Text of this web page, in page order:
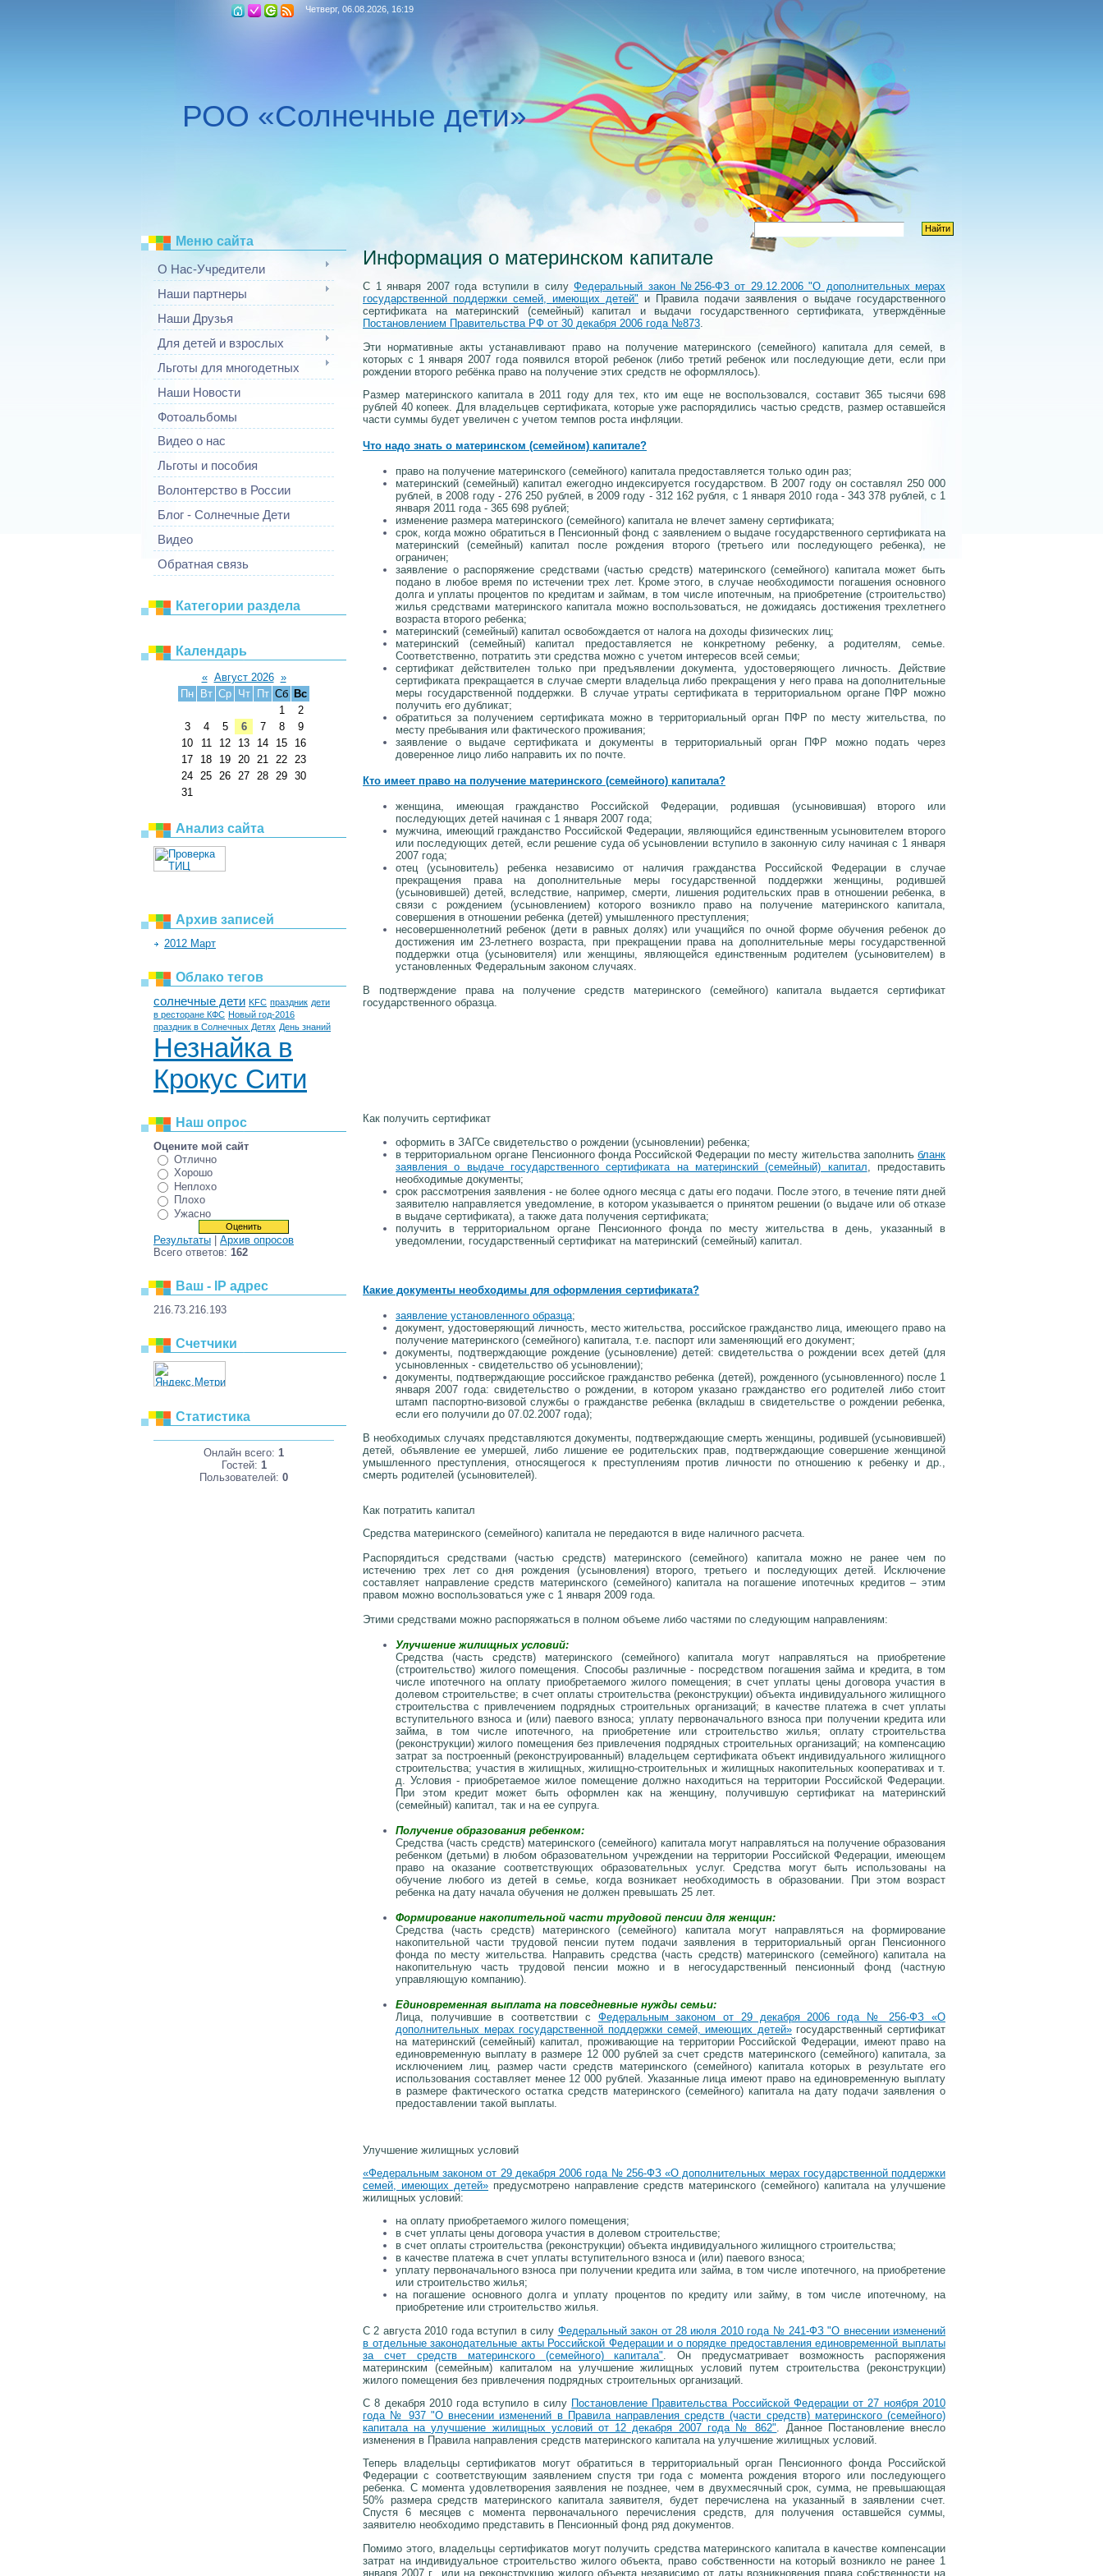
Четверг, 06.08.2026, 16:19
РОО «Солнечные дети»
Меню сайта
О Нас-Учредители
Наши партнеры
Наши Друзья
Для детей и взрослых
Льготы для многодетных
Наши Новости
Фотоальбомы
Видео о нас
Льготы и пособия
Волонтерство в России
Блог - Солнечные Дети
Видео
Обратная связь
Категории раздела
Календарь
« Август 2026 »
Пн
Вт Ср Чт Пт Сб Вс
1
2
3
4 5 6 7 8
9
10
11 12 13 14 15
16
17
18 19 20 21 22
23
24
25 26 27 28 29 30
31
Анализ сайта
Архив записей
2012 Март
Облако тегов
солнечные дети KFC праздник дети
в ресторане КФС Новый год-2016
праздник в Солнечных Детях День знаний
Незнайка в
Крокус Сити
Наш опрос
Оцените мой сайт
Отлично
Хорошо
Неплохо
Плохо
Ужасно
Результаты
Архив опросов
Всего ответов: 162
Ваш - IP адрес
216.73.216.193
Счетчики
Статистика
Онлайн всего: 1
Гостей: 1
Пользователей: 0
Информация о материнском капитале
С 1 января 2007 года вступили в силу Федеральный закон №256-ФЗ от 29.12.2006 "О дополнительных мерах
государственной поддержки семей, имеющих детей" и Правила подачи заявления о выдаче государственного
сертификата на материнский (семейный) капитал и выдачи государственного сертификата, утверждённые
Постановлением Правительства РФ от 30 декабря 2006 года №873.
Эти нормативные акты устанавливают право на получение материнского (семейного) капитала для семей, в
которых с 1 января 2007 года появился второй ребенок (либо третий ребенок или последующие дети, если при
рождении второго ребёнка право на получение этих средств не оформлялось).
Размер материнского капитала в 2011 году для тех, кто им еще не воспользовался, составит 365 тысячи 698
рублей 40 копеек. Для владельцев сертификата, которые уже распорядились частью средств, размер оставшейся
части суммы будет увеличен с учетом темпов роста инфляции.
Что надо знать о материнском (семейном) капитале?
право на получение материнского (семейного) капитала предоставляется только один раз;
материнский (семейный) капитал ежегодно индексируется государством. В 2007 году он составлял 250 000
рублей, в 2008 году - 276 250 рублей, в 2009 году - 312 162 рубля, с 1 января 2010 года - 343 378 рублей, с 1
января 2011 года - 365 698 рублей;
изменение размера материнского (семейного) капитала не влечет замену сертификата;
срок, когда можно обратиться в Пенсионный фонд с заявлением о выдаче государственного сертификата на
материнский (семейный) капитал после рождения второго (третьего или последующего ребенка), не
ограничен;
заявление о распоряжение средствами (частью средств) материнского (семейного) капитала может быть
подано в любое время по истечении трех лет. Кроме этого, в случае необходимости погашения основного
долга и уплаты процентов по кредитам и займам, в том числе ипотечным, на приобретение (строительство)
жилья средствами материнского капитала можно воспользоваться, не дожидаясь достижения трехлетнего
возраста второго ребенка;
материнский (семейный) капитал освобождается от налога на доходы физических лиц;
материнский (семейный) капитал предоставляется не конкретному ребенку, а родителям, семье.
Соответственно, потратить эти средства можно с учетом интересов всей семьи;
сертификат действителен только при предъявлении документа, удостоверяющего личность. Действие
сертификата прекращается в случае смерти владельца либо прекращения у него права на дополнительные
меры государственной поддержки. В случае утраты сертификата в территориальном органе ПФР можно
получить его дубликат;
обратиться за получением сертификата можно в территориальный орган ПФР по месту жительства, по
месту пребывания или фактического проживания;
заявление о выдаче сертификата и документы в территориальный орган ПФР можно подать через
доверенное лицо либо направить их по почте.
Кто имеет право на получение материнского (семейного) капитала?
женщина, имеющая гражданство Российской Федерации, родившая (усыновившая) второго или
последующих детей начиная с 1 января 2007 года;
мужчина, имеющий гражданство Российской Федерации, являющийся единственным усыновителем второго
или последующих детей, если решение суда об усыновлении вступило в законную силу начиная с 1 января
2007 года;
отец (усыновитель) ребенка независимо от наличия гражданства Российской Федерации в случае
прекращения права на дополнительные меры государственной поддержки женщины, родившей
(усыновившей) детей, вследствие, например, смерти, лишения родительских прав в отношении ребенка, в
связи с рождением (усыновлением) которого возникло право на получение материнского капитала,
совершения в отношении ребенка (детей) умышленного преступления;
несовершеннолетний ребенок (дети в равных долях) или учащийся по очной форме обучения ребенок до
достижения им 23-летнего возраста, при прекращении права на дополнительные меры государственной
поддержки отца (усыновителя) или женщины, являющейся единственным родителем (усыновителем) в
установленных Федеральным законом случаях.
В подтверждение права на получение средств материнского (семейного) капитала выдается сертификат
государственного образца.
Как получить сертификат
оформить в ЗАГСе свидетельство о рождении (усыновлении) ребенка;
в территориальном органе Пенсионного фонда Российской Федерации по месту жительства заполнить бланк
заявления о выдаче государственного сертификата на материнский (семейный) капитал , предоставить
необходимые документы;
срок рассмотрения заявления - не более одного месяца с даты его подачи. После этого, в течение пяти дней
заявителю направляется уведомление, в котором указывается о принятом решении (о выдаче или об отказе
в выдаче сертификата), а также дата получения сертификата;
получить в территориальном органе Пенсионного фонда по месту жительства в день, указанный в
уведомлении, государственный сертификат на материнский (семейный) капитал.
Какие документы необходимы для оформления сертификата?
заявление установленного образца;
документ, удостоверяющий личность, место жительства, российское гражданство лица, имеющего право на
получение материнского (семейного) капитала, т.е. паспорт или заменяющий его документ;
документы, подтверждающие рождение (усыновление) детей: свидетельства о рождении всех детей (для
усыновленных - свидетельство об усыновлении);
документы, подтверждающие российское гражданство ребенка (детей), рожденного (усыновленного) после 1
января 2007 года: свидетельство о рождении, в котором указано гражданство его родителей либо стоит
штамп паспортно-визовой службы о гражданстве ребенка (вкладыш в свидетельстве о рождении ребенка,
если его получили до 07.02.2007 года);
В необходимых случаях представляются документы, подтверждающие смерть женщины, родившей (усыновившей)
детей, объявление ее умершей, либо лишение ее родительских прав, подтверждающие совершение женщиной
умышленного преступления, относящегося к преступлениям против личности по отношению к ребенку и др.,
смерть родителей (усыновителей).
Как потратить капитал
Средства материнского (семейного) капитала не передаются в виде наличного расчета.
Распорядиться средствами (частью средств) материнского (семейного) капитала можно не ранее чем по
истечению трех лет со дня рождения (усыновления) второго, третьего и последующих детей. Исключение
составляет направление средств материнского (семейного) капитала на погашение ипотечных кредитов – этим
правом можно воспользоваться уже с 1 января 2009 года.
Этими средствами можно распоряжаться в полном объеме либо частями по следующим направлениям:
Улучшение жилищных условий:
Средства (часть средств) материнского (семейного) капитала могут направляться на приобретение
(строительство) жилого помещения. Способы различные - посредством погашения займа и кредита, в том
числе ипотечного на оплату приобретаемого жилого помещения; в счет уплаты цены договора участия в
долевом строительстве; в счет оплаты строительства (реконструкции) объекта индивидуального жилищного
строительства с привлечением подрядных строительных организаций; в качестве платежа в счет уплаты
вступительного взноса и (или) паевого взноса; уплату первоначального взноса при получении кредита или
займа, в том числе ипотечного, на приобретение или строительство жилья; оплату строительства
(реконструкции) жилого помещения без привлечения подрядных строительных организаций; на компенсацию
затрат за построенный (реконструированный) владельцем сертификата объект индивидуального жилищного
строительства; участия в жилищных, жилищно-строительных и жилищных накопительных кооперативах и т.
д. Условия - приобретаемое жилое помещение должно находиться на территории Российской Федерации.
При этом кредит может быть оформлен как на женщину, получившую сертификат на материнский
(семейный) капитал, так и на ее супруга.
Получение образования ребенком:
Средства (часть средств) материнского (семейного) капитала могут направляться на получение образования
ребенком (детьми) в любом образовательном учреждении на территории Российской Федерации, имеющем
право на оказание соответствующих образовательных услуг. Средства могут быть использованы на
обучение любого из детей в семье, когда возникает необходимость в образовании. При этом возраст
ребенка на дату начала обучения не должен превышать 25 лет.
Формирование накопительной части трудовой пенсии для женщин:
Средства (часть средств) материнского (семейного) капитала могут направляться на формирование
накопительной части трудовой пенсии путем подачи заявления в территориальный орган Пенсионного
фонда по месту жительства. Направить средства (часть средств) материнского (семейного) капитала на
накопительную часть трудовой пенсии можно и в негосударственный пенсионный фонд (частную
управляющую компанию).
Единовременная выплата на повседневные нужды семьи:
Лица, получившие в соответствии с Федеральным законом от 29 декабря 2006 года № 256-ФЗ «О
дополнительных мерах государственной поддержки семей, имеющих детей»государственный сертификат
на материнский (семейный) капитал, проживающие на территории Российской Федерации, имеют право на
единовременную выплату в размере 12 000 рублей за счет средств материнского (семейного) капитала, за
исключением лиц, размер части средств материнского (семейного) капитала которых в результате его
использования составляет менее 12 000 рублей. Указанные лица имеют право на единовременную выплату
в размере фактического остатка средств материнского (семейного) капитала на дату подачи заявления о
предоставлении такой выплаты.
Улучшение жилищных условий
«Федеральным законом от 29 декабря 2006 года № 256-ФЗ «О дополнительных мерах государственной поддержки
семей, имеющих детей» предусмотрено направление средств материнского (семейного) капитала на улучшение
жилищных условий:
на оплату приобретаемого жилого помещения;
в счет уплаты цены договора участия в долевом строительстве;
в счет оплаты строительства (реконструкции) объекта индивидуального жилищного строительства;
в качестве платежа в счет уплаты вступительного взноса и (или) паевого взноса;
уплату первоначального взноса при получении кредита или займа, в том числе ипотечного, на приобретение
или строительство жилья;
на погашение основного долга и уплату процентов по кредиту или займу, в том числе ипотечному, на
приобретение или строительство жилья.
С 2 августа 2010 года вступил в силу Федеральный закон от 28 июля 2010 года № 241-ФЗ "О внесении изменений
в отдельные законодательные акты Российской Федерации и о порядке предоставления единовременной выплаты
за счет средств материнского (семейного) капитала" . Он предусматривает возможность распоряжения
материнским (семейным) капиталом на улучшение жилищных условий путем строительства (реконструкции)
жилого помещения без привлечения подрядных строительных организаций.
С 8 декабря 2010 года вступило в силу Постановление Правительства Российской Федерации от 27 ноября 2010
года № 937 "О внесении изменений в Правила направления средств (части средств) материнского (семейного)
капитала на улучшение жилищных условий от 12 декабря 2007 года № 862". Данное Постановление внесло
изменения в Правила направления средств материнского капитала на улучшение жилищных условий.
Теперь владельцы сертификатов могут обратиться в территориальный орган Пенсионного фонда Российской
Федерации с соответствующим заявлением спустя три года с момента рождения второго или последующего
ребенка. С момента удовлетворения заявления не позднее, чем в двухмесячный срок, сумма, не превышающая
50% размера средств материнского капитала заявителя, будет перечислена на указанный в заявлении счет.
Спустя 6 месяцев с момента первоначального перечисления средств, для получения оставшейся суммы,
заявителю необходимо представить в Пенсионный фонд ряд документов.
Помимо этого, владельцы сертификатов могут получить средства материнского капитала в качестве компенсации
затрат на индивидуальное строительство жилого объекта, право собственности на который возникло не ранее 1
января 2007 г., или на реконструкцию жилого объекта независимо от даты возникновения права собственности на